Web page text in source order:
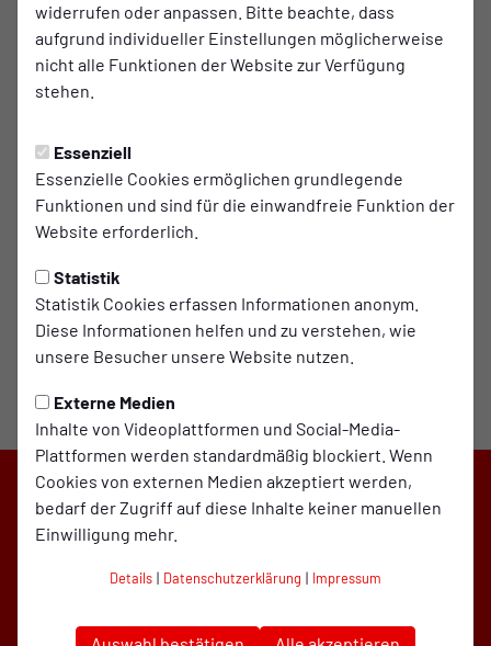
widerrufen oder anpassen. Bitte beachte, dass
aufgrund individueller Einstellungen möglicherweise
nicht alle Funktionen der Website zur Verfügung
stehen.
Essenziell
Essenzielle Cookies ermöglichen grundlegende
Funktionen und sind für die einwandfreie Funktion der
Website erforderlich.
Statistik
Statistik Cookies erfassen Informationen anonym.
Diese Informationen helfen und zu verstehen, wie
unsere Besucher unsere Website nutzen.
Externe Medien
Inhalte von Videoplattformen und Social-Media-
Plattformen werden standardmäßig blockiert. Wenn
Cookies von externen Medien akzeptiert werden,
bedarf der Zugriff auf diese Inhalte keiner manuellen
Einwilligung mehr.
Details | Datenschutzerklärung | Impressum
Montag:10.00 - 17.00 Uhr
Dienstag:10.00 - 17.00 Uhr
Mittwoch:10.00 - 17.00 Uhr
Donnerstag:
An Heimspieltagen unter der Woche können die
Geschäftszeiten abweichen.